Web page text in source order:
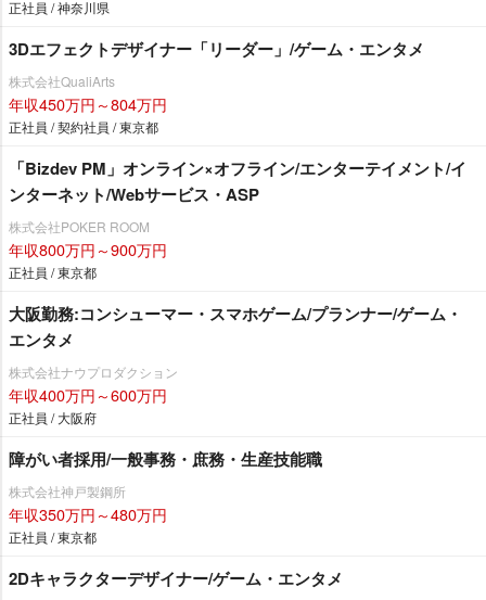
正社員 / 神奈川県
3Dエフェクトデザイナー「リーダー」/ゲーム・エンタメ
株式会社QualiArts
年収450万円～804万円
正社員 / 契約社員 / 東京都
「Bizdev PM」オンライン×オフライン/エンターテイメント/イ
ンターネット/Webサービス・ASP
株式会社POKER ROOM
年収800万円～900万円
正社員 / 東京都
大阪勤務:コンシューマー・スマホゲーム/プランナー/ゲーム・
エンタメ
株式会社ナウプロダクション
年収400万円～600万円
正社員 / 大阪府
障がい者採用/一般事務・庶務・生産技能職
株式会社神戸製鋼所
年収350万円～480万円
正社員 / 東京都
2Dキャラクターデザイナー/ゲーム・エンタメ